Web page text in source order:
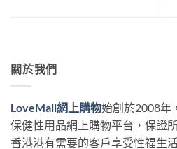
關於我們
LoveMall網上購物始創於2008年
保健性用品網上購物平台，保證
香港港有需要的客戶享受性福生